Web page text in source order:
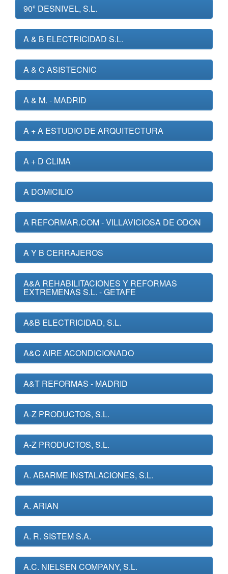
90º DESNIVEL, S.L.
A & B ELECTRICIDAD S.L.
A & C ASISTECNIC
A & M. - MADRID
A + A ESTUDIO DE ARQUITECTURA
A + D CLIMA
A DOMICILIO
A REFORMAR.COM - VILLAVICIOSA DE ODON
A Y B CERRAJEROS
A&A REHABILITACIONES Y REFORMAS
EXTREMENAS S.L. - GETAFE
A&B ELECTRICIDAD, S.L.
A&C AIRE ACONDICIONADO
A&T REFORMAS - MADRID
A-Z PRODUCTOS, S.L.
A-Z PRODUCTOS, S.L.
A. ABARME INSTALACIONES, S.L.
A. ARIAN
A. R. SISTEM S.A.
A.C. NIELSEN COMPANY, S.L.